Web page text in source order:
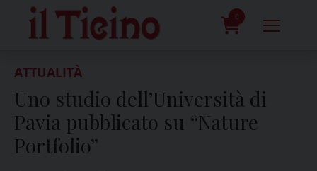
content
0
ATTUALITÀ
Uno studio dell’Università di
Pavia pubblicato su “Nature
Portfolio”